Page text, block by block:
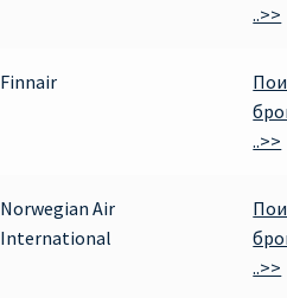
..>>
Finnair
..>>
Norwegian Air
International
..>>